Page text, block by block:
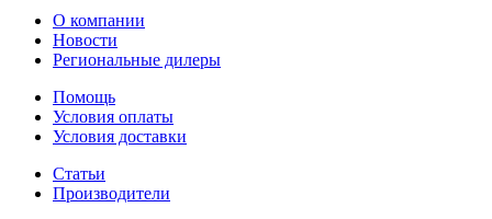
О компании
Новости
Региональные дилеры
Помощь
Условия оплаты
Условия доставки
Статьи
Производители